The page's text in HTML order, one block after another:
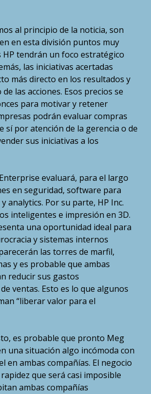
al principio de la noticia, son
en esta división puntos muy
HP tendrán un foco estratégico
las iniciativas acertadas
más directo en los resultados y
las acciones. Esos precios se
para motivar y retener
podrán evaluar compras
sí por atención de la gerencia o de
sus iniciativas a los
evaluará, para el largo
en seguridad, software para
analytics. Por su parte, HP Inc.
inteligentes e impresión en 3D.
una oportunidad ideal para
y sistemas internos
las torres de marfil,
y es probable que ambas
reducir sus gastos
ventas. Esto es lo que algunos
“liberar valor para el
es probable que pronto Meg
una situación algo incómoda con
en ambas compañías. El negocio
que será casi imposible
ambas compañías